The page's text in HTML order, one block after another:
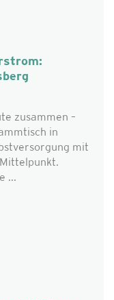
zusammen –
in
mit
...